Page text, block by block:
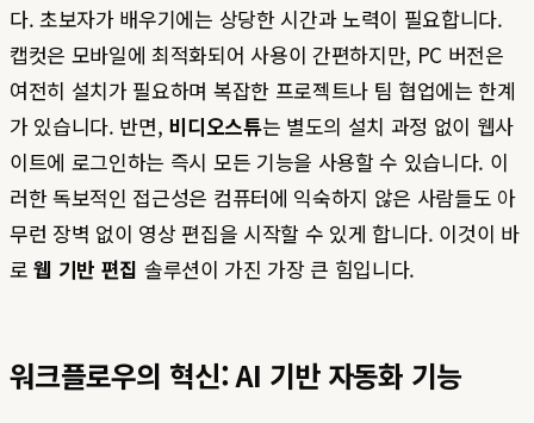
다. 초보자가 배우기에는 상당한 시간과 노력이 필요합니다.
캡컷은 모바일에 최적화되어 사용이 간편하지만, PC 버전은
여전히 설치가 필요하며 복잡한 프로젝트나 팀 협업에는 한계
가 있습니다. 반면, 비디오스튜는 별도의 설치 과정 없이 웹사
이트에 로그인하는 즉시 모든 기능을 사용할 수 있습니다. 이
러한 독보적인 접근성은 컴퓨터에 익숙하지 않은 사람들도 아
무런 장벽 없이 영상 편집을 시작할 수 있게 합니다. 이것이 바
로웹 기반 편집 솔루션이 가진 가장 큰 힘입니다.
워크플로우의 혁신: AI 기반 자동화 기능